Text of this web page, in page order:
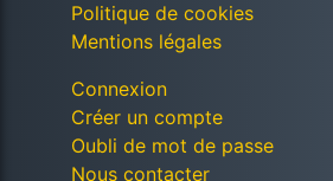
Politique de cookies
Mentions légales
Connexion
Créer un compte
Oubli de mot de passe
Nous contacter